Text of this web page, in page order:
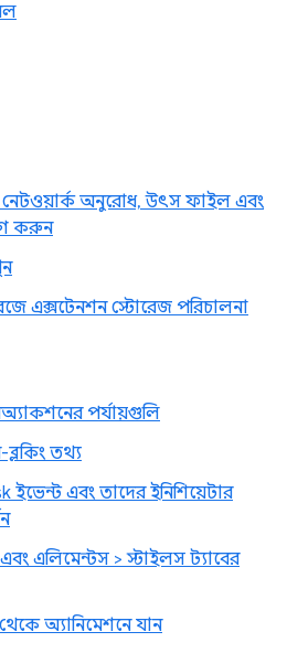
নেটওয়ার্ক অনুরোধ, উৎস ফাইল এবং
করুন
এক্সটেনশন স্টোরেজ পরিচালনা
পর্যায়গুলি
ব্লকিং তথ্য
এবং তাদের ইনিশিয়েটার
এলিমেন্টস > স্টাইলস ট্যাবের
অ্যানিমেশনে যান